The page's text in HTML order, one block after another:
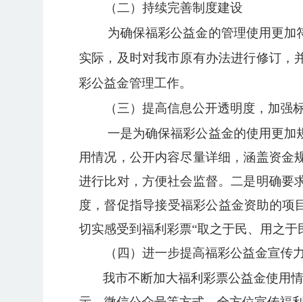
（二）持续完善制度建设
为确保福彩公益金的管理使用更
实际，及时对我市原有办法进行修订，
彩公益金管理工作。
（三）提高信息公开透明度，加强
一是为确保福彩公益金的使用更加
用情况，公开内容尽量详细，涵盖资金
进行比对，方便社会监督。二是明确要
度，督促指导接受福彩公益金资助的项
切实感受到福利彩票“取之于民、用之于
（四）进一步提高福彩公益金宣传
我市不断加大福利彩票公益金使用